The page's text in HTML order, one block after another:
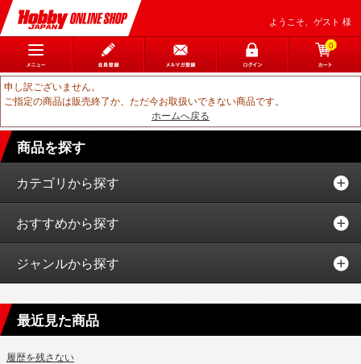
ようこそ、ゲスト 様
0
申し訳ございません。
ご指定の商品は販売終了か、ただ今お取扱いできない商品です。
ホームへ戻る
商品を探す
カテゴリから探す
おすすめから探す
ジャンルから探す
最近見た商品
履歴を残さない